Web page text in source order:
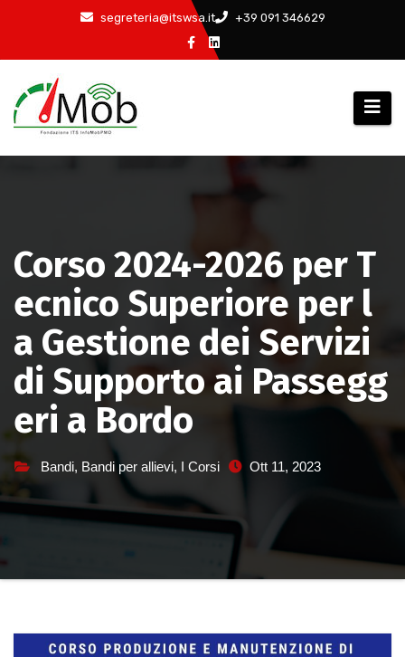
contenuto
segreteria@itswsa.it +39 091 346629
Corso 2024-2026 per T
ecnico Superiore per l
a Gestione dei Servizi
di Supporto ai Passegg
eri a Bordo
Bandi, Bandi per allievi, I Corsi Ott 11, 2023